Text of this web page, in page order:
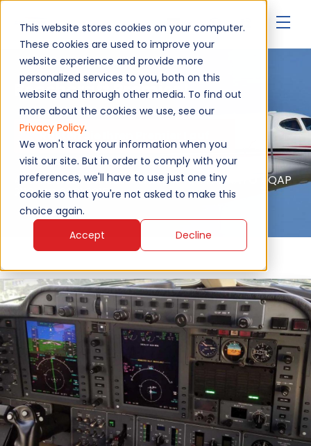
This website stores cookies on your computer.
These cookies are used to improve your
website experience and provide more
personalized services to you, both on this
website and through other media. To find out
more about the cookies we use, see our
Privacy Policy.
We won't track your information when you
visit our site. But in order to comply with your
preferences, we'll have to use just one tiny
cookie so that you're not asked to make this
choice again.
Accept
Decline
Beechcraft Premier I
Rüsten Sie Ihren Premier I auf
Autorisierter Service - EASA, FAA, MAA, NATO AQAP
2110, ISO 9001:2015